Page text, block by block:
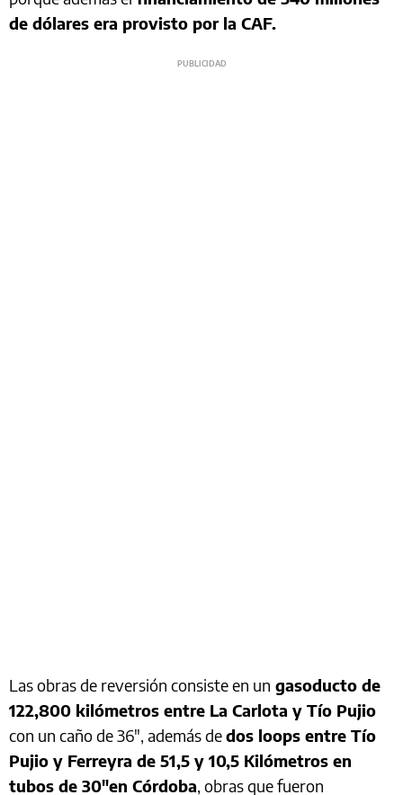
de dólares era provisto por la CAF.
Las obras de reversión consiste en un gasoducto de
122,800 kilómetros entre La Carlota y Tío Pujio
con un caño de 36″, además dedos loops entre Tío
Pujio y Ferreyra de 51,5 y 10,5 Kilómetros en
tubos de 30″en Córdoba, obras que fueron